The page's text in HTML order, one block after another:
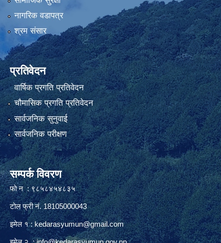
नागरिक वडापत्र
श्रम संसार
प्रतिवेदन
वार्षिक प्रगति प्रतिवेदन
चौमासिक प्रगति प्रतिवेदन
सार्वजनिक सुनुवाई
सार्वजनिक परीक्षण
सम्पर्क विवरण
फाे न : ९८५८४५४८३५
टोल फ्री नं. 18105000043
इमेल १ :kedarasyumun@gmail.com